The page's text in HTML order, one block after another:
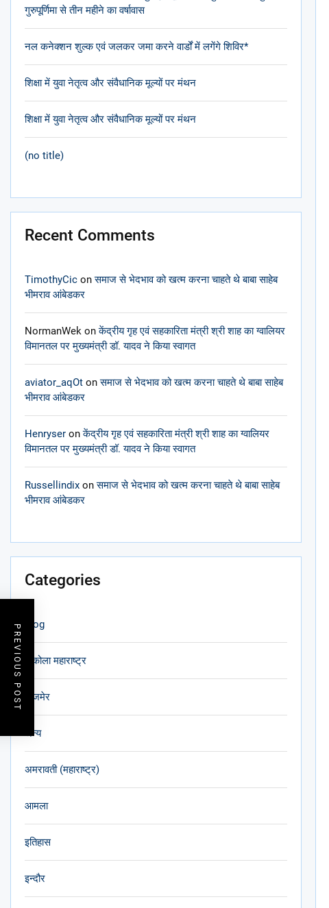
PREVIOUS POST
गुरुपूर्णिमा से तीन महीने का वर्षावास
नल कनेक्शन शुल्क एवं जलकर जमा करने वार्डों में लगेंगे शिविर*
शिक्षा में युवा नेतृत्व और संवैधानिक मूल्यों पर मंथन
शिक्षा में युवा नेतृत्व और संवैधानिक मूल्यों पर मंथन
(no title)
Recent Comments
TimothyCic onसमाज से भेदभाव को खत्म करना चाहते थे बाबा साहेब
भीमराव आंबेडकर
NormanWek onकेंद्रीय गृह एवं सहकारिता मंत्री श्री शाह का ग्वालियर
विमानतल पर मुख्यमंत्री डॉ. यादव ने किया स्वागत
aviator_aqOt onसमाज से भेदभाव को खत्म करना चाहते थे बाबा साहेब
भीमराव आंबेडकर
Henryser onकेंद्रीय गृह एवं सहकारिता मंत्री श्री शाह का ग्वालियर
विमानतल पर मुख्यमंत्री डॉ. यादव ने किया स्वागत
Russellindix onसमाज से भेदभाव को खत्म करना चाहते थे बाबा साहेब
भीमराव आंबेडकर
Categories
blog
अकोला महाराष्ट्र
अजमेर
अन्य
अमरावती (महाराष्ट्र)
आमला
इतिहास
इन्दौर